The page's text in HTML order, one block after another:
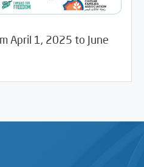
April 1, 2025 to June